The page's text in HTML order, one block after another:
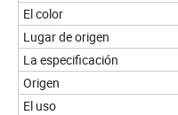
El color
Lugar de origen
La especificación
Origen
El uso